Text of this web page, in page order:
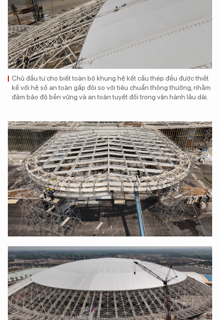
Chủ đầu tư cho biết toàn bộ khung hệ kết cấu thép đều được thiết
kế với hệ số an toàn gấp đôi so với tiêu chuẩn thông thường, nhằm
đảm bảo độ bền vững và an toàn tuyệt đối trong vận hành lâu dài.